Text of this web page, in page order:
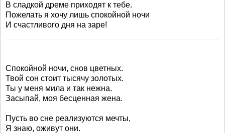
В сладкой дреме приходят к тебе.
Пожелать я хочу лишь спокойной ночи
И счастливого дня на заре!
Спокойной ночи, снов цветных.
Твой сон стоит тысячу золотых.
Ты у меня мила и так нежна.
Засыпай, моя бесценная жена.
Пусть во сне реализуются мечты,
Я знаю, оживут они.